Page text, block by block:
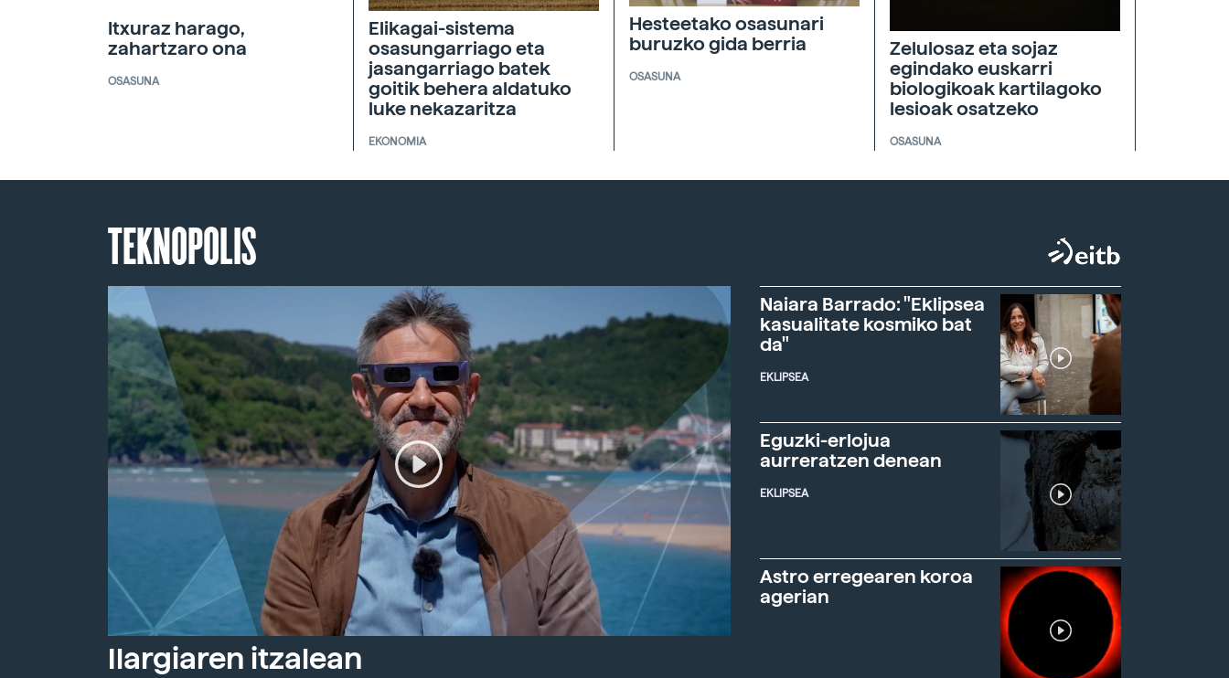
Itxuraz harago,
zahartzaro ona
OSASUNA
Elikagai-sistema
osasungarriago eta
jasangarriago batek
goitik behera aldatuko
luke nekazaritza
EKONOMIA
Hesteetako osasunari
buruzko gida berria
OSASUNA
Zelulosaz eta sojaz
egindako euskarri
biologikoak kartilagoko
lesioak osatzeko
OSASUNA
TEKNOPOLIS
Ilargiaren itzalean
Naiara Barrado: "Eklipsea
kasualitate kosmiko bat
da"
EKLIPSEA
Eguzki-erlojua
aurreratzen denean
EKLIPSEA
Astro erregearen koroa
agerian